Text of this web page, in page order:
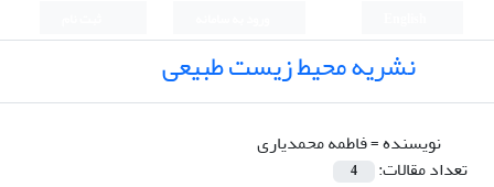
نشریه محیط زیست طبیعی
نویسنده =فاطمه محمدیاری
تعداد مقالات:
4